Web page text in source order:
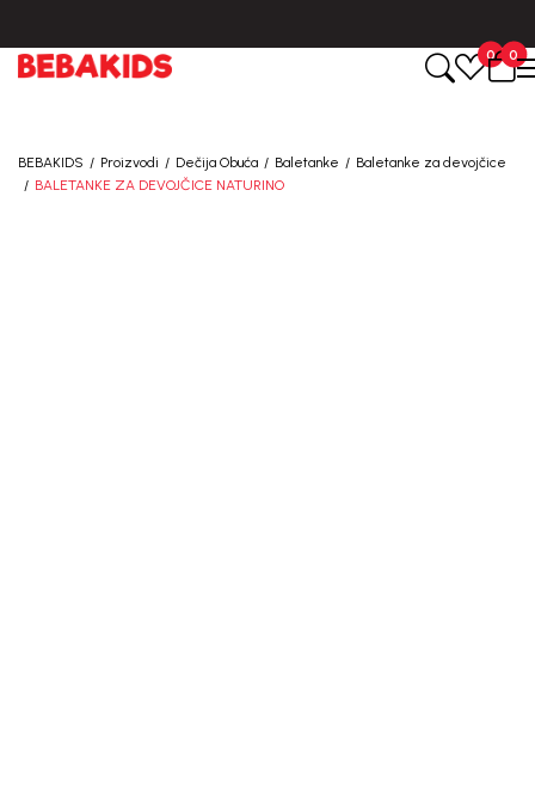
0
0
BEBAKIDS Proizvodi Dečija Obuća Baletanke
Baletanke za devojčice
BALETANKE ZA DEVOJČICE NATURINO